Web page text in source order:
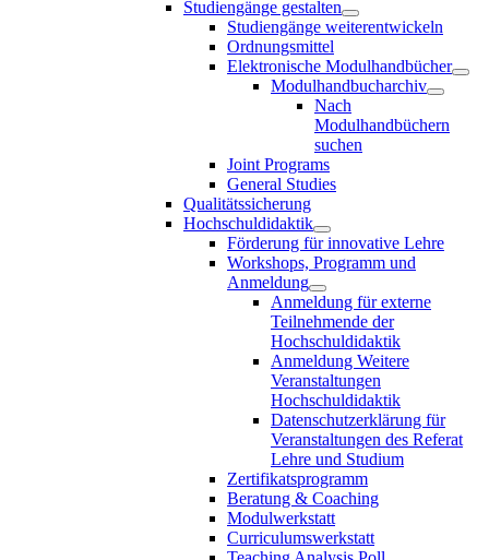
Studiengänge gestalten
Studiengänge weiterentwickeln
Ordnungsmittel
Elektronische Modulhandbücher
Modulhandbucharchiv
Nach
Modulhandbüchern
suchen
Joint Programs
General Studies
Qualitätssicherung
Hochschuldidaktik
Förderung für innovative Lehre
Workshops, Programm und
Anmeldung
Anmeldung für externe
Teilnehmende der
Hochschuldidaktik
Anmeldung Weitere
Veranstaltungen
Hochschuldidaktik
Datenschutzerklärung für
Veranstaltungen des Referat
Lehre und Studium
Zertifikatsprogramm
Beratung & Coaching
Modulwerkstatt
Curriculumswerkstatt